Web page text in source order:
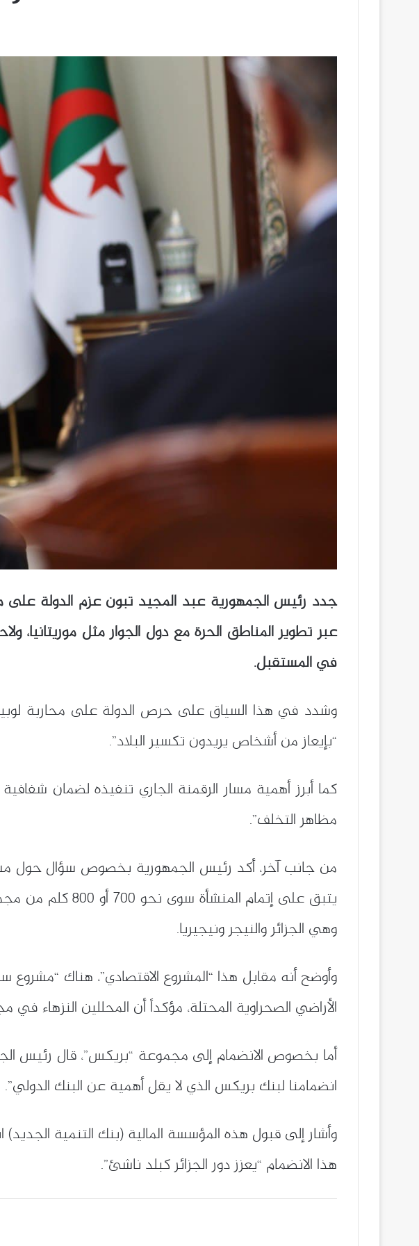
جدد رئيس الجمهورية عبد المجيد تبون عزم الدولة على
عبر تطوير المناطق الحرة مع دول الجوار مثل
في المستقبل.
وشدد في هذا السياق على حرص الدولة على محاربة
“بإيعاز من أشخاص يريدون تكسير البلاد”.
كما أبرز أهمية مسار الرقمنة الجاري تنفيذه لضمان
مظاهر التخلف”.
من جانب آخر، أكد رئيس الجمهورية بخصوص سؤال حول مشروع
وهي الجزائر والنيجر ونيجيريا.
الأراضي الصحراوية المحتلة، مؤكداً أن المحللين النزهاء
أما بخصوص الانضمام إلى مجموعة “بريكس”، قال رئيس
انضمامنا لبنك بريكس الذي لا يقل أهمية عن البنك الدولي”.
هذا الانضمام “يعزز دور الجزائر كبلد ناشئ”.